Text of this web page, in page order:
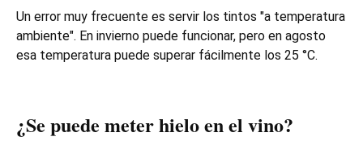
Un error muy frecuente es servir los tintos "a temperatura
ambiente". En invierno puede funcionar, pero en agosto
esa temperatura puede superar fácilmente los 25 °C.
¿Se puede meter hielo en el vino?